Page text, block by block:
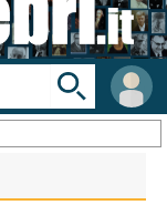
User
area
Toggle
search
bar